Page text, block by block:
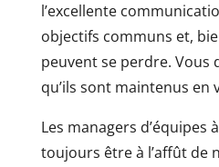
l’excellente
objectifs communs et,
peuvent se perdre. Vous
qu’ils sont maintenus en
Les managers d’équipes
toujours être à l’affût de